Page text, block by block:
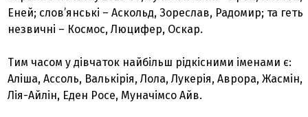
Еней; слов’янські – Аскольд, Зореслав, Радомир; та геть
незвичні – Космос, Люцифер, Оскар.
Тим часом у дівчаток найбільш рідкісними іменами є:
Аліша, Ассоль, Валькірія, Лола, Лукерія, Аврора, Жасмін,
Лія-Айлін, Еден Росе, Муначімсо Айв.